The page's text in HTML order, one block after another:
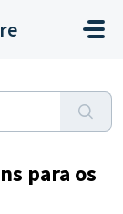
para os